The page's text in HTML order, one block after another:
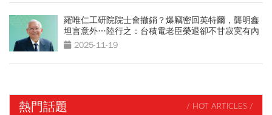
羅唯仁工研院院士會撤銷？爆竊密回英特爾，龔明鑫
坦言意外…陸行之：台積電老臣榮退卻不甘寂寞有內
情？2025-11-19
熱門話題 / HOT ARTICLES /